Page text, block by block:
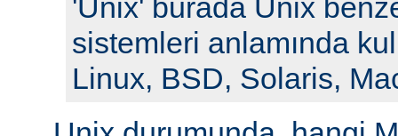
'Unix' burada Unix
sistemleri anlamında
Linux, BSD, Solaris,